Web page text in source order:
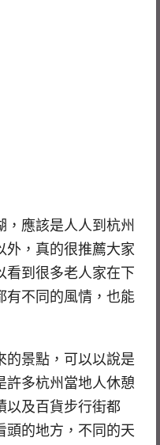
，應該是人人到杭州
外，真的很推薦大家
看到很多老人家在下
有不同的風情，也能
的景點，可以以說是
許多杭州當地人休憩
以及百貨步行街都
頭的地方，不同的天